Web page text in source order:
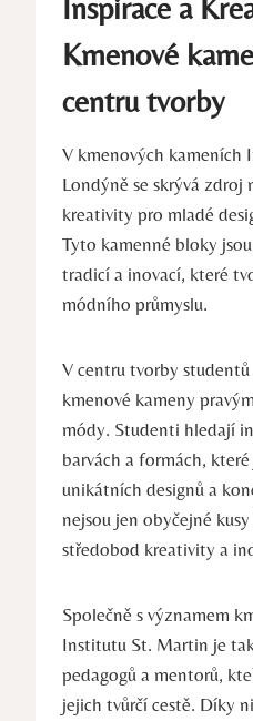
Inspirace a
Kmenové
centru tvorby
V kmenových
Londýně se skrývá zdroj
kreativity pro mladé
Tyto kamenné‍ bloky
tradicí a‍ inovací, které
módního průmyslu.
V centru tvorby
kmenové kameny
módy. Studenti hledají
barvách a formách,
unikátních designů a
nejsou jen obyčejné
středobod kreativity a
Společně s významem
Institutu St. Martin je
pedagogů a mentorů,
jejich tvůrčí cestě. Díky⁤